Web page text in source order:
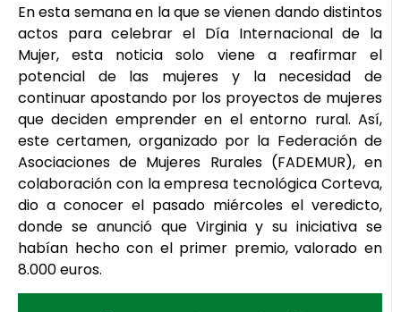
En esta semana en la que se vienen dando distintos
actos para celebrar el Día Internacional de la
Mujer, esta noticia solo viene a reafirmar el
potencial de las mujeres y la necesidad de
continuar apostando por los proyectos de mujeres
que deciden emprender en el entorno rural. Así,
este certamen, organizado por la Federación de
Asociaciones de Mujeres Rurales (FADEMUR), en
colaboración con la empresa tecnológica Corteva,
dio a conocer el pasado miércoles el veredicto,
donde se anunció que Virginia y su iniciativa se
habían hecho con el primer premio, valorado en
8.000 euros.